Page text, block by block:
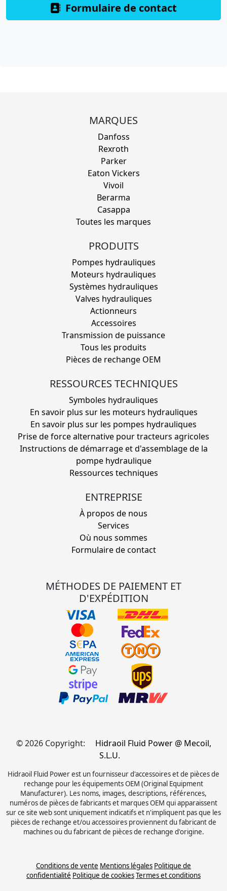
Formulaire de contact
MARQUES
Danfoss
Rexroth
Parker
Eaton Vickers
Vivoil
Berarma
Casappa
Toutes les marques
PRODUITS
Pompes hydrauliques
Moteurs hydrauliques
Systèmes hydrauliques
Valves hydrauliques
Actionneurs
Accessoires
Transmission de puissance
Tous les produits
Pièces de rechange OEM
RESSOURCES TECHNIQUES
Symboles hydrauliques
En savoir plus sur les moteurs hydrauliques
En savoir plus sur les pompes hydrauliques
Prise de force alternative pour tracteurs agricoles
Instructions de démarrage et d'assemblage de la
pompe hydraulique
Ressources techniques
ENTREPRISE
À propos de nous
Services
Où nous sommes
Formulaire de contact
MÉTHODES DE PAIEMENT ET
D'EXPÉDITION
© 2026 Copyright:
Hidraoil Fluid Power @ Mecoil,
S.L.U.
Hidraoil Fluid Power est un fournisseur d'accessoires et de pièces de
rechange pour les équipements OEM (Original Equipment
Manufacturer). Les noms, images, descriptions, références,
numéros de pièces de fabricants et marques OEM qui apparaissent
sur ce site web sont uniquement indicatifs et n'impliquent pas que les
pièces de rechange et/ou accessoires proviennent du fabricant de
machines ou du fabricant de pièces de rechange d'origine.
Conditions de vente Mentions légales Politique de
confidentialité Politique de cookiesTermes et conditions